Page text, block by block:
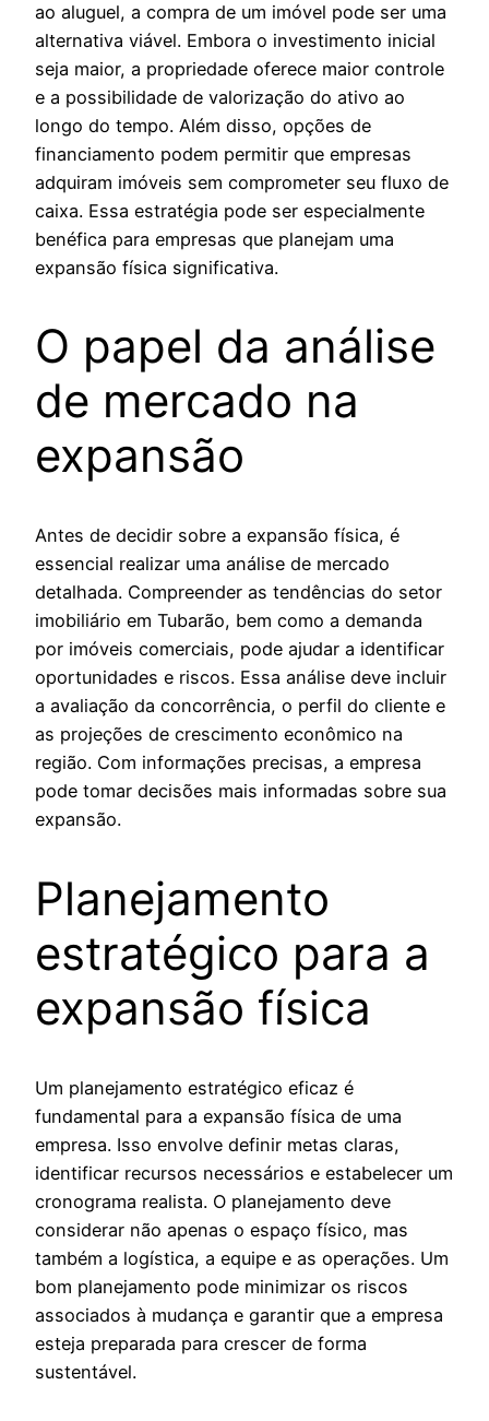
ao aluguel, a compra de um imóvel pode ser uma
alternativa viável. Embora o investimento inicial
seja maior, a propriedade oferece maior controle
e a possibilidade de valorização do ativo ao
longo do tempo. Além disso, opções de
financiamento podem permitir que empresas
adquiram imóveis sem comprometer seu fluxo de
caixa. Essa estratégia pode ser especialmente
benéfica para empresas que planejam uma
expansão física significativa.
O papel da análise
de mercado na
expansão
Antes de decidir sobre a expansão física, é
essencial realizar uma análise de mercado
detalhada. Compreender as tendências do setor
imobiliário em Tubarão, bem como a demanda
por imóveis comerciais, pode ajudar a identificar
oportunidades e riscos. Essa análise deve incluir
a avaliação da concorrência, o perfil do cliente e
as projeções de crescimento econômico na
região. Com informações precisas, a empresa
pode tomar decisões mais informadas sobre sua
expansão.
Planejamento
estratégico para a
expansão física
Um planejamento estratégico eficaz é
fundamental para a expansão física de uma
empresa. Isso envolve definir metas claras,
identificar recursos necessários e estabelecer um
cronograma realista. O planejamento deve
considerar não apenas o espaço físico, mas
também a logística, a equipe e as operações. Um
bom planejamento pode minimizar os riscos
associados à mudança e garantir que a empresa
esteja preparada para crescer de forma
sustentável.